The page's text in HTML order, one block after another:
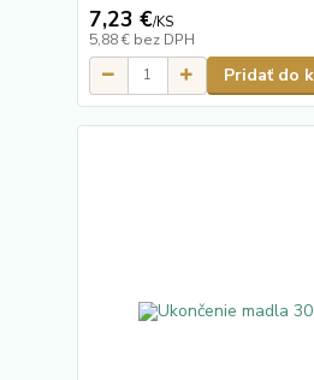
7,23 €/KS
5,88 € bez DPH
Pridať do